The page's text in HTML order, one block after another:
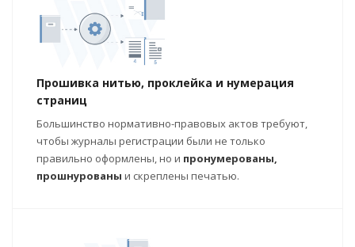
Прошивка нитью, проклейка и нумерация
страниц
Большинство нормативно-правовых актов требуют,
чтобы журналы регистрации были не только
правильно оформлены, но и пронумерованы,
прошнурованы и скреплены печатью.